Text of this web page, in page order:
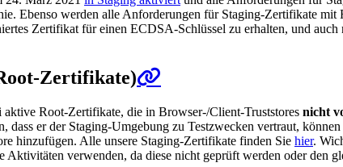
Ebenso werden alle Anforderungen für Staging-Zertifikate
Zertifikat für einen ECDSA-Schlüssel zu erhalten, und
Zertifikate)
Root-Zertifikate, die in Browser-/Client-Truststores nicht
dass er der Staging-Umgebung zu Testzwecken vertraut,
hinzufügen. Alle unsere Staging-Zertifikate finden Sie hier.
verwenden, da diese nicht geprüft werden oder den